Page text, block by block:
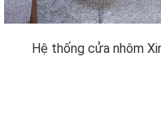
Hệ thống cửa nhôm